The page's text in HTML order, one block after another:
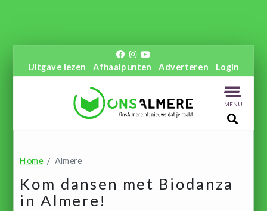
Uitgave lezen Afhaalpunten Adverteren Login
MENU
Home Almere
Kom dansen met Biodanza
in Almere!